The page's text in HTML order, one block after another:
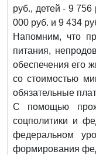
руб., детей - 9
000 руб. и 9 434
Напомним, что
питания,
обеспечения его
со стоимостью
обязательные
С помощью
соцполитики и
федеральном
формирования